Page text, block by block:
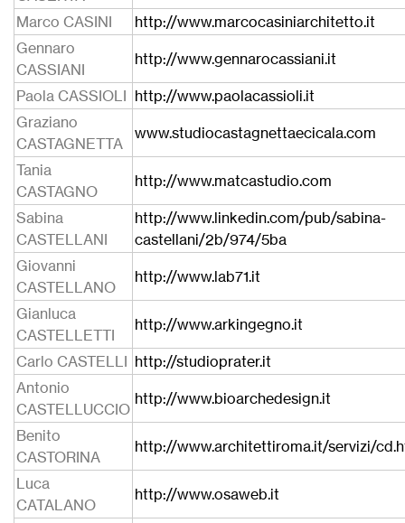
Marco CASINI
http://www.marcocasiniarchitetto.it
Gennaro
CASSIANI
http://www.gennarocassiani.it
Paola CASSIOLI http://www.paolacassioli.it
Graziano
CASTAGNETTA
www.studiocastagnettaecicala.com
Tania
CASTAGNO
http://www.matcastudio.com
Sabina
CASTELLANI
http://www.linkedin.com/pub/sabina-
castellani/2b/974/5ba
Giovanni
CASTELLANO
http://www.lab71.it
Gianluca
CASTELLETTI
http://www.arkingegno.it
Carlo CASTELLI http://studioprater.it
Antonio
CASTELLUCCIO
http://www.bioarchedesign.it
Benito
CASTORINA
http://www.architettiroma.it/servizi/
Luca
CATALANO
http://www.osaweb.it